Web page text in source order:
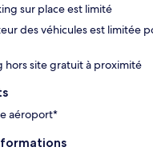
sur place est limité
des véhicules est limitée
hors site gratuit à proximité
aéroport*